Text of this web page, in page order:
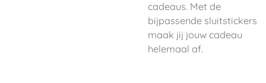
cadeaus. Met de
bijpassende sluitstickers
maak jij jouw cadeau
helemaal af.